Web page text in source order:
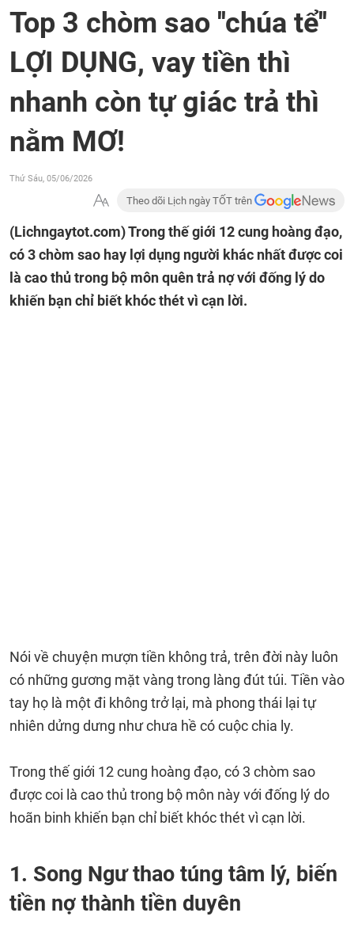
Top 3 chòm sao ''chúa tể''
LỢI DỤNG, vay tiền thì
nhanh còn tự giác trả thì
nằm MƠ!
Thứ Sáu, 05/06/2026
Theo dõi Lịch ngày TỐT trên
(Lichngaytot.com)Trong thế giới 12 cung hoàng đạo,
có 3 chòm sao hay lợi dụng người khác nhất được coi
là cao thủ trong bộ môn quên trả nợ với đống lý do
khiến bạn chỉ biết khóc thét vì cạn lời.
Nói về chuyện mượn tiền không trả, trên đời này luôn
có những gương mặt vàng trong làng đút túi. Tiền vào
tay họ là một đi không trở lại, mà phong thái lại tự
nhiên dửng dưng như chưa hề có cuộc chia ly.
Trong thế giới 12 cung hoàng đạo, có 3 chòm sao
được coi là cao thủ trong bộ môn này với đống lý do
hoãn binh khiến bạn chỉ biết khóc thét vì cạn lời.
1. Song Ngư thao túng tâm lý, biến
tiền nợ thành tiền duyên